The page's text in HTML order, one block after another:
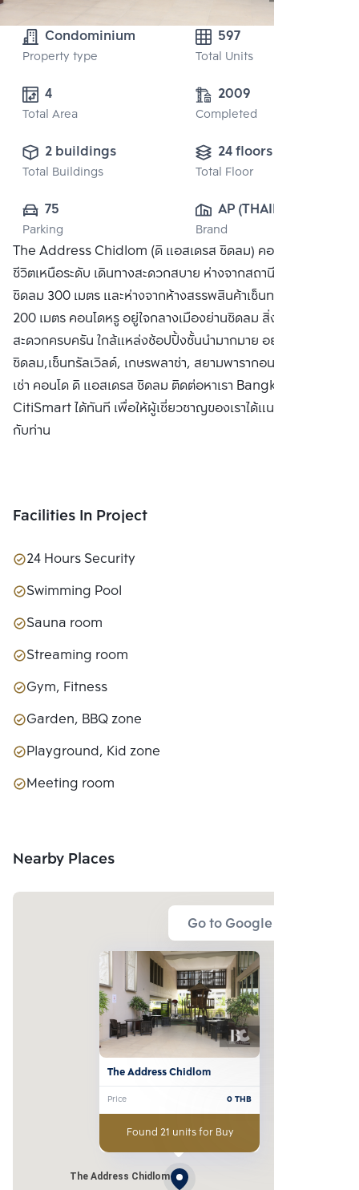
Condominium
Property type
597
Total Units
4
Total Area
2009
Completed
2 buildings
Total Buildings
24 floors
Total Floor
75
Parking
AP (THAILAND)
PUBLIC CO.,
LTD.
Brand
The Address Chidlom (ดิ แอสเดรส ชิดลม) คอนโดที่ให้คุณใช้
ชีวิตเหนือระดับ เดินทางสะดวกสบาย ห่างจากสถานีรถไฟฟ้า BTS
ชิดลม 300 เมตร และห่างจากห้างสรรพสินค้าเซ็นทรัล ชิดลม
200 เมตร คอนโดหรู อยู่ใจกลางเมืองย่านชิดลม สิ่งอำนวย
สะดวกครบครัน ใกล้แหล่งช้อปปิ้งชั้นนำมากมาย อย่าง เซ็นทรัล
ชิดลม,เซ็นทรัลเวิลด์, เกษรพลาซ่า, สยามพารากอน ซื้อ ขาย หรือ
เช่า คอนโด ดิ แอสเดรส ชิดลม ติดต่อหาเรา Bangkok
CitiSmart ได้ทันที เพื่อให้ผู้เชี่ยวชาญของเราได้แนะนำคอนโดให้
กับท่าน
Facilities In Project
24 Hours Security
Swimming Pool
Sauna room
Streaming room
Gym, Fitness
Garden, BBQ zone
Playground, Kid zone
Meeting room
Nearby Places
Go to Google Map
The Address Chidlom
The Address Chidlom
Price 0THB
Found 21 units for Buy